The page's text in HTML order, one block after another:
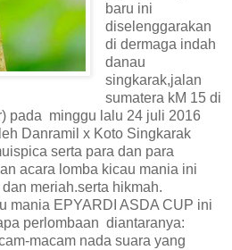
baru ini
diselenggarakan
di dermaga indah
danau
singkarak,jalan
sumatera kM 15 di
pada minggu lalu 24 juli 2016
Danramil x Koto Singkarak
serta para dan para
acara lomba kicau mania ini
meriah.serta hikmah.
mania EPYARDI ASDA CUP ini
perlombaan diantaranya:
macam nada suara yang